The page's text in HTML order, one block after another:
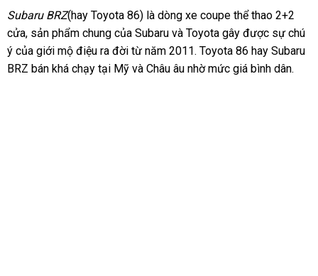
Subaru BRZ(hay Toyota 86) là dòng xe coupe thể thao 2+2
cửa, sản phẩm chung của Subaru và Toyota gây được sự chú
ý của giới mộ điệu ra đời từ năm 2011. Toyota 86 hay Subaru
BRZ bán khá chạy tại Mỹ và Châu âu nhờ mức giá bình dân.